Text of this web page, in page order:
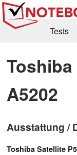
Tests
Kaufberatung
Forum
A5202
Ausstattung /
Toshiba Satellite